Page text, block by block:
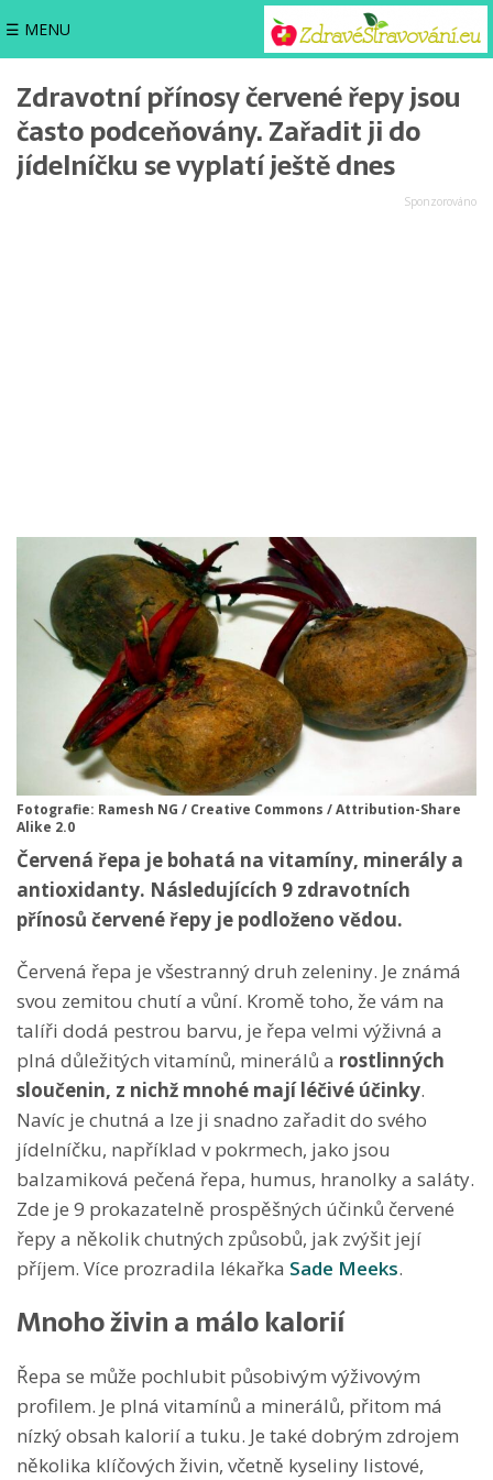
☰ MENU
Zdravotní přínosy červené řepy jsou
často podceňovány. Zařadit ji do
jídelníčku se vyplatí ještě dnes
Fotografie: Ramesh NG / Creative Commons / Attribution-Share
Alike 2.0
Červená řepa je bohatá na vitamíny, minerály a
antioxidanty. Následujících 9 zdravotních
přínosů červené řepy je podloženo vědou.
Červená řepa je všestranný druh zeleniny. Je známá
svou zemitou chutí a vůní. Kromě toho, že vám na
talíři dodá pestrou barvu, je řepa velmi výživná a
plná důležitých vitamínů, minerálů a rostlinných
sloučenin, z nichž mnohé mají léčivé účinky.
Navíc je chutná a lze ji snadno zařadit do svého
jídelníčku, například v pokrmech, jako jsou
balzamiková pečená řepa, humus, hranolky a saláty.
Zde je 9 prokazatelně prospěšných účinků červené
řepy a několik chutných způsobů, jak zvýšit její
příjem. Více prozradila lékařka Sade Meeks.
Mnoho živin a málo kalorií
Řepa se může pochlubit působivým výživovým
profilem. Je plná vitamínů a minerálů, přitom má
nízký obsah kalorií a tuku. Je také dobrým zdrojem
několika klíčových živin, včetně kyseliny listové,